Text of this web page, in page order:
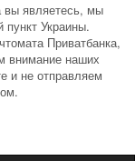
вы являетесь, мы
Украины.
Приватбанка,
внимание наших
и не отправляем